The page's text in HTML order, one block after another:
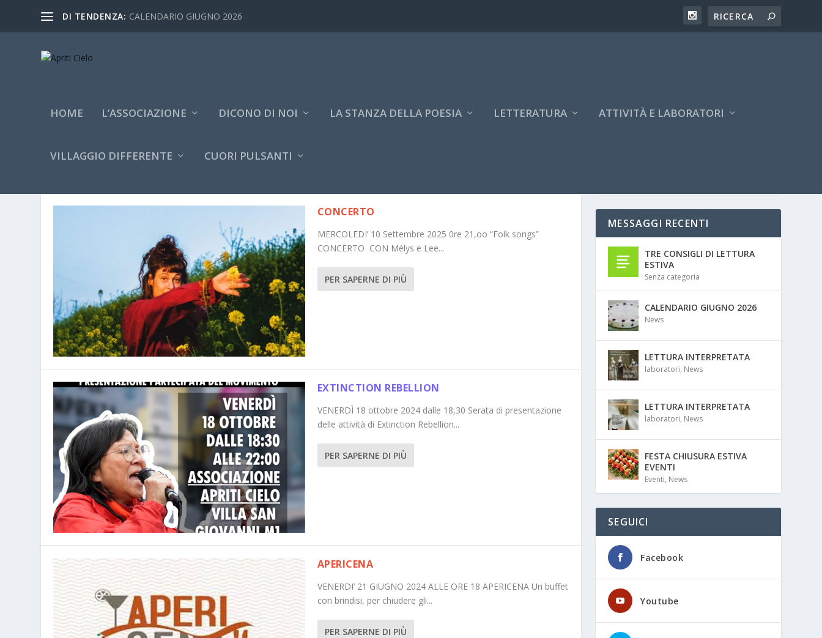
DI TENDENZA: CALENDARIO GIUGNO 2026
HOME L’ASSOCIAZIONE DICONO DI NOI LA STANZA DELLA POESIA LETTERATURA ATTIVITÀ E LABORATORI
VILLAGGIO DIFFERENTE CUORI PULSANTI
CONCERTO
MERCOLEDI’ 10 Settembre 2025 0re 21,oo “Folk songs”
CONCERTO CON Mélys e Lee...
PER SAPERNE DI PIÙ
EXTINCTION REBELLION
VENERDÌ 18 ottobre 2024 dalle 18,30 Serata di presentazione
delle attività di Extinction Rebellion...
PER SAPERNE DI PIÙ
APERICENA
VENERDI’ 21 GIUGNO 2024 ALLE ORE 18 APERICENA Un buffet
con brindisi, per chiudere gli...
PER SAPERNE DI PIÙ
MESSAGGI RECENTI
TRE CONSIGLI DI LETTURA
ESTIVA
Senza categoria
CALENDARIO GIUGNO 2026
News
LETTURA INTERPRETATA
laboratori, News
LETTURA INTERPRETATA
laboratori, News
FESTA CHIUSURA ESTIVA
EVENTI
Eventi, News
SEGUICI
Facebook
Youtube